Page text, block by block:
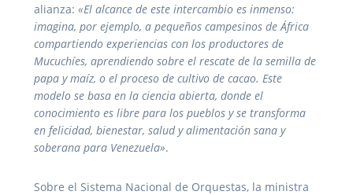
alianza: «El alcance de este intercambio es inmenso:
imagina, por ejemplo, a pequeños campesinos de África
compartiendo experiencias con los productores de
Mucuchíes, aprendiendo sobre el rescate de la semilla de
papa y maíz, o el proceso de cultivo de cacao. Este
modelo se basa en la ciencia abierta, donde el
conocimiento es libre para los pueblos y se transforma
en felicidad, bienestar, salud y alimentación sana y
soberana para Venezuela».
Sobre el Sistema Nacional de Orquestas, la ministra